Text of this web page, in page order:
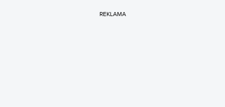
REKLAMA